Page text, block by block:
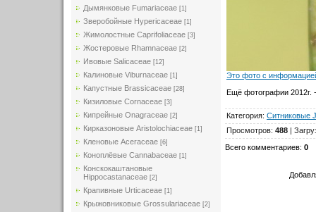
Дымянковые Fumariaceae [1]
Зверобойные Hypericaceae [1]
Жимолостные Caprifoliaceae [3]
Жостеровые Rhamnaceae [2]
Ивовые Salicaceae [12]
Калиновые Viburnaceae [1]
Капустные Brassicaceae [28]
Кизиловые Cornaceae [3]
Кипрейные Onagraceae [2]
Кирказоновые Aristolochiaceae [1]
Кленовые Aceraceae [6]
Коноплёвые Cannabaceae [1]
Конскокаштановые
Hippocastanaceae [2]
Крапивные Urticaceae [1]
Крыжовниковые Grossulariaceae [2]
Это фото с
Ещё фотографии 2012г.
Категория: Ситниковые
Просмотров: 488 |
Всего комментариев: 0